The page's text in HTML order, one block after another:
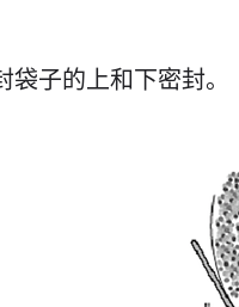
子的上和下密封。